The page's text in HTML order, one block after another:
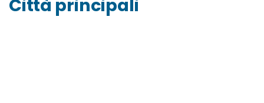
Città principali